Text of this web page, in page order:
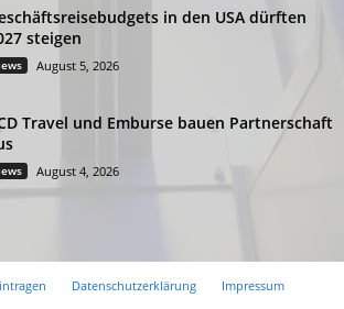
in den USA dürften
steigen
August 5, 2026
Travel und Emburse bauen Partnerschaft
August 4, 2026
Datenschutzerklärung
Impressum